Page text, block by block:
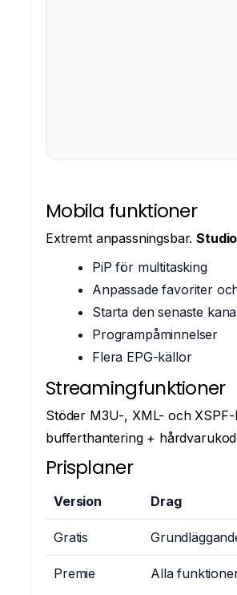
Mobila funktioner
Extremt anpassningsbar.
PiP för multitasking
Anpassade favoriter
Starta den senaste
Programpåminnelser
Flera EPG-källor
Streamingfunktioner
Stöder M3U-, XML- och
bufferthantering +
Prisplaner
Version Drag
Gratis
Premie Alla